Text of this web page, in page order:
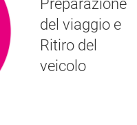
Preparazione
del viaggio e
Ritiro del
veicolo